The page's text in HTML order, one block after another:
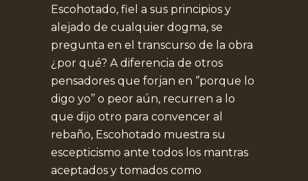
Escohotado, fiel a sus principios y
alejado de cualquier dogma, se
pregunta en el transcurso de la obra
¿por qué? A diferencia de otros
pensadores que forjan en ‘’porque lo
digo yo’’ o peor aún, recurren a lo
que dijo otro para convencer al
rebaño, Escohotado muestra su
escepticismo ante todos los mantras
aceptados y tomados como